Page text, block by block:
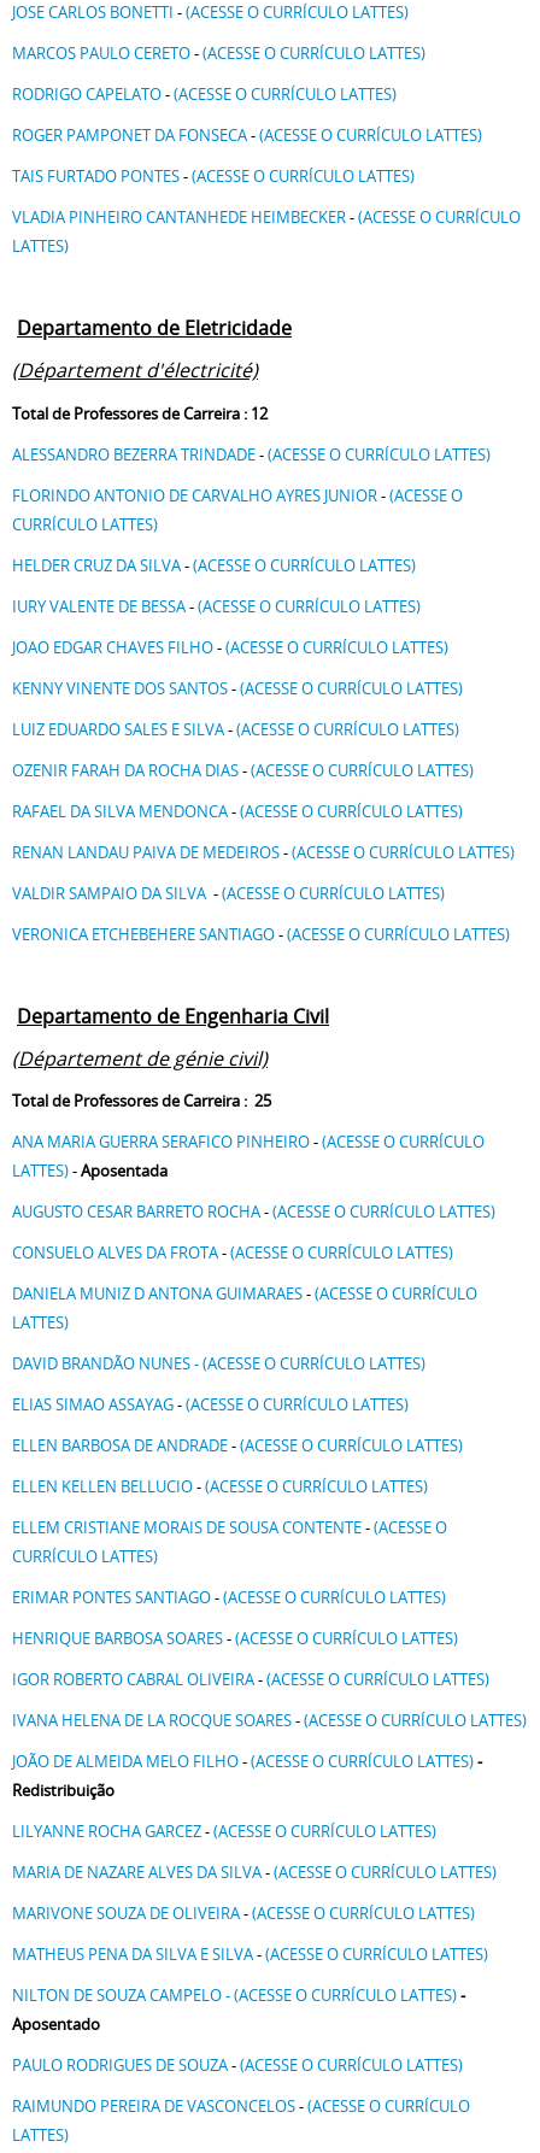
JOSE CARLOS BONETTI -(ACESSE O CURRÍCULO LATTES)
MARCOS PAULO CERETO-(ACESSE O CURRÍCULO LATTES)
RODRIGO CAPELATO-(ACESSE O CURRÍCULO LATTES)
ROGER PAMPONET DA FONSECA-(ACESSE O CURRÍCULO LATTES)
TAIS FURTADO PONTES-(ACESSE O CURRÍCULO LATTES)
VLADIA PINHEIRO CANTANHEDE HEIMBECKER-(ACESSE O CURRÍCULO
LATTES)
Departamento de Eletricidade
(Département d'électricité)
Total de Professores de Carreira : 12
ALESSANDRO BEZERRA TRINDADE-(ACESSE O CURRÍCULO LATTES)
FLORINDO ANTONIO DE CARVALHO AYRES JUNIOR-(ACESSE O
CURRÍCULO LATTES)
HELDER CRUZ DA SILVA-(ACESSE O CURRÍCULO LATTES)
IURY VALENTE DE BESSA-(ACESSE O CURRÍCULO LATTES)
JOAO EDGAR CHAVES FILHO-(ACESSE O CURRÍCULO LATTES)
KENNY VINENTE DOS SANTOS-(ACESSE O CURRÍCULO LATTES)
LUIZ EDUARDO SALES E SILVA-(ACESSE O CURRÍCULO LATTES)
OZENIR FARAH DA ROCHA DIAS-(ACESSE O CURRÍCULO LATTES)
RAFAEL DA SILVA MENDONCA-(ACESSE O CURRÍCULO LATTES)
RENAN LANDAU PAIVA DE MEDEIROS-(ACESSE O CURRÍCULO LATTES)
VALDIR SAMPAIO DA SILVA -(ACESSE O CURRÍCULO LATTES)
VERONICA ETCHEBEHERE SANTIAGO-(ACESSE O CURRÍCULO LATTES)
Departamento de Engenharia Civil
(Département de génie civil)
Total de Professores de Carreira : 25
ANA MARIA GUERRA SERAFICO PINHEIRO-(ACESSE O CURRÍCULO
LATTES)-Aposentada
AUGUSTO CESAR BARRETO ROCHA-(ACESSE O CURRÍCULO LATTES)
CONSUELO ALVES DA FROTA-(ACESSE O CURRÍCULO LATTES)
DANIELA MUNIZ D ANTONA GUIMARAES-(ACESSE O CURRÍCULO
LATTES)
DAVID BRANDÃO NUNES - (ACESSE O CURRÍCULO LATTES)
ELIAS SIMAO ASSAYAG-(ACESSE O CURRÍCULO LATTES)
ELLEN BARBOSA DE ANDRADE-(ACESSE O CURRÍCULO LATTES)
ELLEN KELLEN BELLUCIO-(ACESSE O CURRÍCULO LATTES)
ELLEM CRISTIANE MORAIS DE SOUSA CONTENTE-(ACESSE O
CURRÍCULO LATTES)
ERIMAR PONTES SANTIAGO-(ACESSE O CURRÍCULO LATTES)
HENRIQUE BARBOSA SOARES-(ACESSE O CURRÍCULO LATTES)
IGOR ROBERTO CABRAL OLIVEIRA-(ACESSE O CURRÍCULO LATTES)
IVANA HELENA DE LA ROCQUE SOARES-(ACESSE O CURRÍCULO LATTES)
JOÃO DE ALMEIDA MELO FILHO-(ACESSE O CURRÍCULO LATTES)-
Redistribuição
LILYANNE ROCHA GARCEZ-(ACESSE O CURRÍCULO LATTES)
MARIA DE NAZARE ALVES DA SILVA-(ACESSE O CURRÍCULO LATTES)
MARIVONE SOUZA DE OLIVEIRA-(ACESSE O CURRÍCULO LATTES)
MATHEUS PENA DA SILVA E SILVA-(ACESSE O CURRÍCULO LATTES)
NILTON DE SOUZA CAMPELO - (ACESSE O CURRÍCULO LATTES)-
Aposentado
PAULO RODRIGUES DE SOUZA-(ACESSE O CURRÍCULO LATTES)
RAIMUNDO PEREIRA DE VASCONCELOS-(ACESSE O CURRÍCULO
LATTES)